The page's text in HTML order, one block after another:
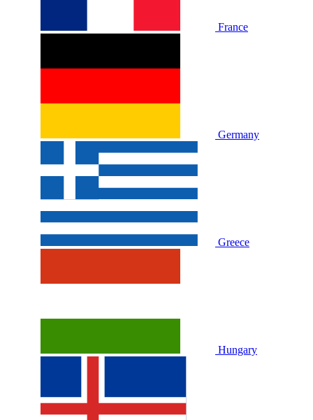
France
Germany
Greece
Hungary